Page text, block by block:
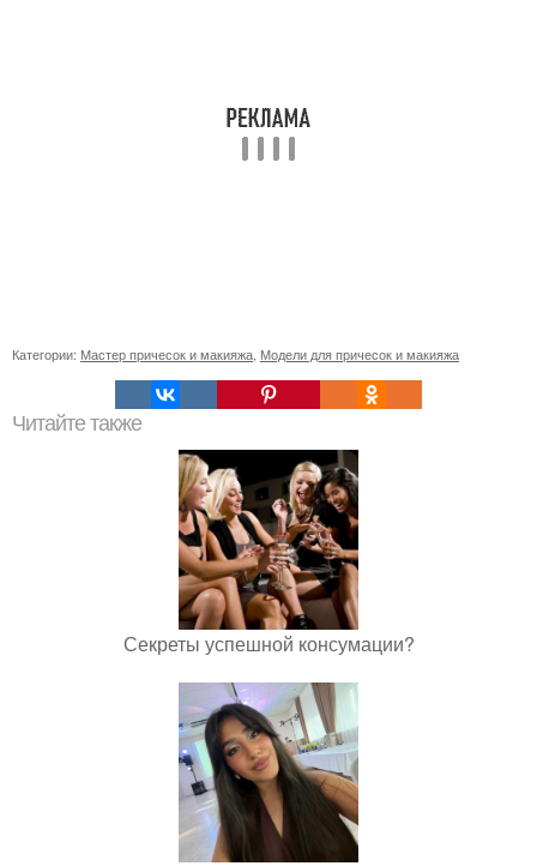
Категории: Мастер причесок и макияжа Модели для причесок и макияжа
Читайте также
Секреты успешной консумации?